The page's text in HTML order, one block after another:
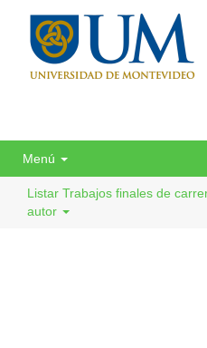
Menú
Listar Trabajos finales de
autor